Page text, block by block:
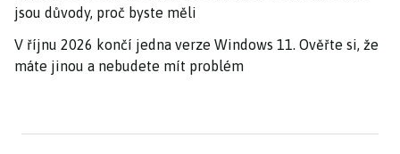
jsou důvody, proč byste měli
V říjnu 2026 končí jedna verze Windows 11. Ověřte si, že
máte jinou a nebudete mít problém